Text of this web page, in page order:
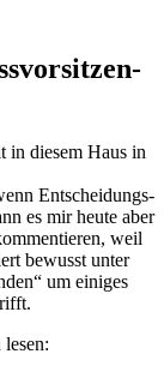
in die­sem Haus in
Ent­schei­dungs­
es mir heu­te aber
weil
bewusst unter
um eini­ges